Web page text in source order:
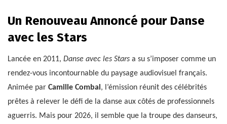
Un Renouveau Annoncé pour Danse
avec les Stars
Lancée en 2011, Danse avec les Stars a su s’imposer comme un
rendez-vous incontournable du paysage audiovisuel français.
Animée par Camille Combal , l’émission réunit des célébrités
prêtes à relever le défi de la danse aux côtés de professionnels
aguerris. Mais pour 2026, il semble que la troupe des danseurs,